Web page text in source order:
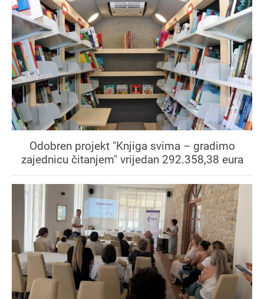
Odobren projekt "Knjiga svima – gradimo
zajednicu čitanjem" vrijedan 292.358,38 eura